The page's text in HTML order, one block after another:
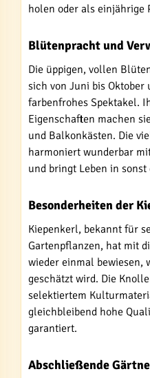
holen oder als einjährige
Blütenpracht und
Die üppigen, vollen
sich von Juni bis Oktober
farbenfrohes Spektakel.
Eigenschaften machen
und Balkonkästen. Die
harmoniert wunderbar
und bringt Leben in sonst
Besonderheiten der
Kiepenkerl, bekannt für
Gartenpflanzen, hat mit
wieder einmal bewiesen,
geschätzt wird. Die
selektiertem
gleichbleibend hohe
garantiert.
Abschließende